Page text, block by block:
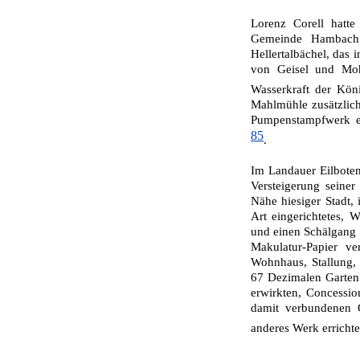
Lorenz Corell
Gemeinde
Hellertalbächel, das
von Geisel und
Wasserkraft der
Mahlmühle
Pumpenstampfwerk
85.
Im Landauer
Versteigerung
Nähe hiesiger Stadt,
Art eingerichtetes,
und einen
Makulatur-Papier
Wohnhaus,
67 Dezimalen
erwirkten,
damit
anderes Werk